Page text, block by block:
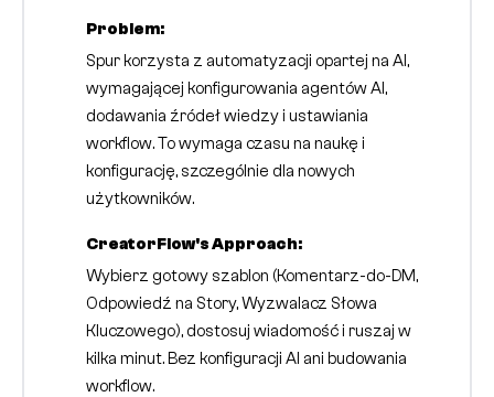
Problem:
Spur korzysta z automatyzacji opartej na AI,
wymagającej konfigurowania agentów AI,
dodawania źródeł wiedzy i ustawiania
workflow. To wymaga czasu na naukę i
konfigurację, szczególnie dla nowych
użytkowników.
CreatorFlow's Approach:
Wybierz gotowy szablon (Komentarz-do-DM,
Odpowiedź na Story, Wyzwalacz Słowa
Kluczowego), dostosuj wiadomość i ruszaj w
kilka minut. Bez konfiguracji AI ani budowania
workflow.